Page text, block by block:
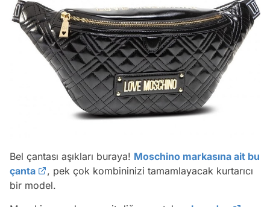
Bel çantası aşıkları buraya! Moschino markasına ait bu
çanta
, pek çok kombininizi tamamlayacak kurtarıcı
bir model.